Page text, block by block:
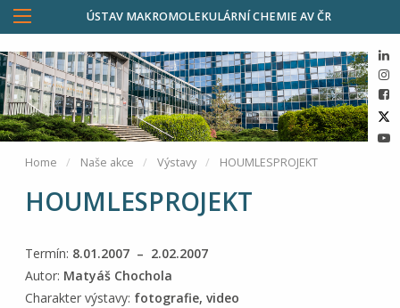
ÚSTAV MAKROMOLEKULÁRNÍ CHEMIE AV ČR
Home Naše akce Výstavy HOUMLESPROJEKT
HOUMLESPROJEKT
Termín: 8.01.2007 – 2.02.2007
Autor: Matyáš Chochola
Charakter výstavy: fotografie, video